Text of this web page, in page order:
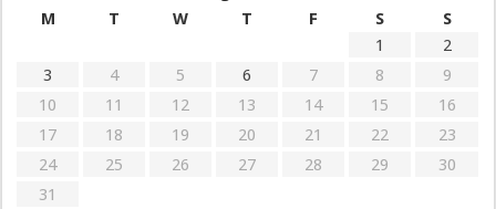
M
T W T F S
S
1
2
3
4 5 6 7 8
9
10
11 12 13 14 15
16
17
18 19 20 21 22
23
24
25 26 27 28 29
30
31